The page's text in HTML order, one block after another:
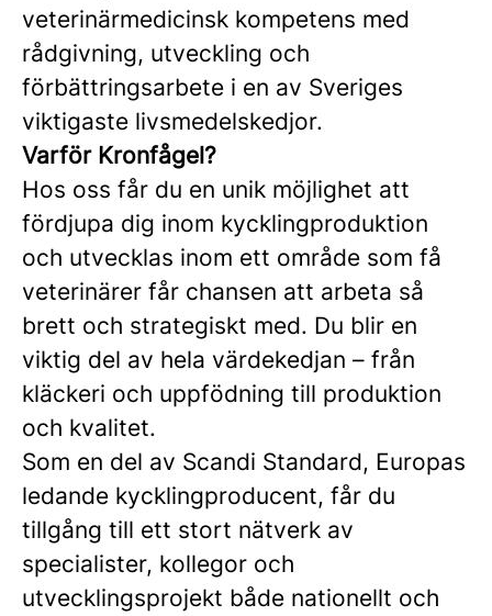
veterinärmedicinsk kompetens med
rådgivning, utveckling och
förbättringsarbete i en av Sveriges
viktigaste livsmedelskedjor.
Varför Kronfågel?
Hos oss får du en unik möjlighet att
fördjupa dig inom kycklingproduktion
och utvecklas inom ett område som få
veterinärer får chansen att arbeta så
brett och strategiskt med. Du blir en
viktig del av hela värdekedjan – från
kläckeri och uppfödning till produktion
och kvalitet.
Som en del av Scandi Standard, Europas
ledande kycklingproducent, får du
tillgång till ett stort nätverk av
specialister, kollegor och
utvecklingsprojekt både nationellt och